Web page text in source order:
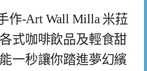
作-Art Wall Milla 米菈
式咖啡飲品及輕食甜
一秒讓你踏進夢幻繽